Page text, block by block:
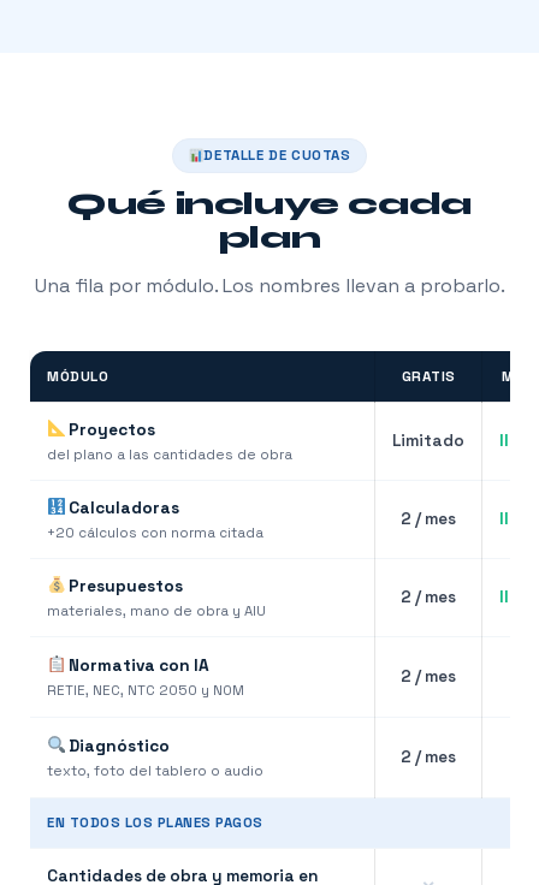
DETALLE DE CUOTAS
Qué incluye cada
plan
Una fila por módulo. Los nombres llevan a probarlo.
MÓDULO GRATIS
Proyectos
del plano a las cantidades de obra
Limitado
Calculadoras
+20 cálculos con norma citada
2 / mes
Presupuestos
materiales, mano de obra y AIU
2 / mes
Normativa con IA
RETIE, NEC, NTC 2050 y NOM
2 / mes
Diagnóstico
texto, foto del tablero o audio
2 / mes
EN TODOS LOS PLANES PAGOS
Cantidades de obra y memoria en